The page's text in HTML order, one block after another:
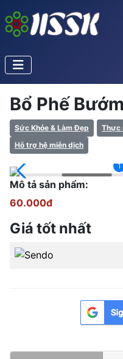
Bổ Phế
Sức Khỏe & Làm Đẹp
Thực
Hỗ trợ hệ miễn dịch
1
Mô tả sản phẩm:
60.000đ
Giá tốt nhất